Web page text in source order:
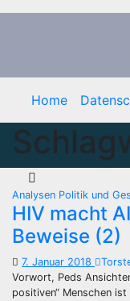
Zum
Home
Analysen Politik und
HIV macht
Beweise (2)
7. Januar 2018
Vorwort, Peds
positiven“ Menschen